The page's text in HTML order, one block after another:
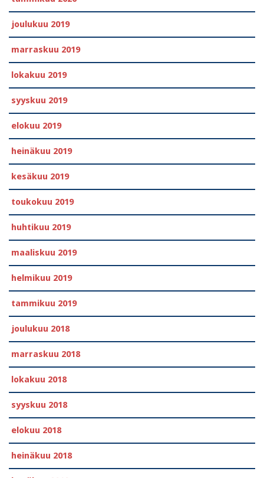
joulukuu 2019
marraskuu 2019
lokakuu 2019
syyskuu 2019
elokuu 2019
heinäkuu 2019
kesäkuu 2019
toukokuu 2019
huhtikuu 2019
maaliskuu 2019
helmikuu 2019
tammikuu 2019
joulukuu 2018
marraskuu 2018
lokakuu 2018
syyskuu 2018
elokuu 2018
heinäkuu 2018